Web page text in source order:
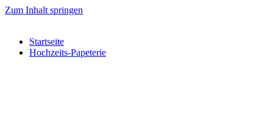
Zum Inhalt springen
Startseite
Hochzeits-Papeterie